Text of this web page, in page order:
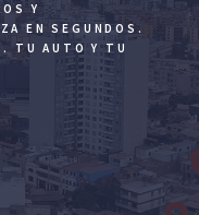
Y
EN SEGUNDOS.
TU AUTO Y TU